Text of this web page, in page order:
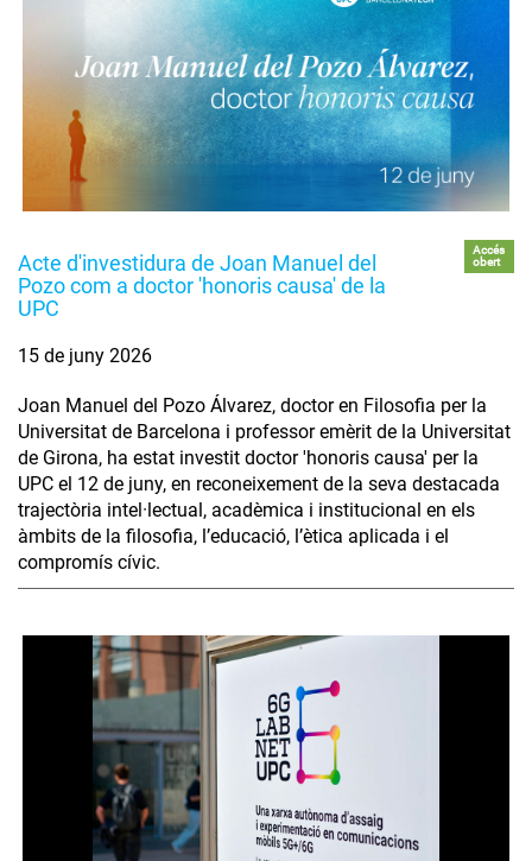
Acte d'investidura de Joan Manuel del
Pozo com a doctor 'honoris causa' de la
UPC
Accés
obert
15 de juny 2026
Joan Manuel del Pozo Álvarez, doctor en Filosofia per la
Universitat de Barcelona i professor emèrit de la Universitat
de Girona, ha estat investit doctor 'honoris causa' per la
UPC el 12 de juny, en reconeixement de la seva destacada
trajectòria intel·lectual, acadèmica i institucional en els
àmbits de la filosofia, l’educació, l’ètica aplicada i el
compromís cívic.